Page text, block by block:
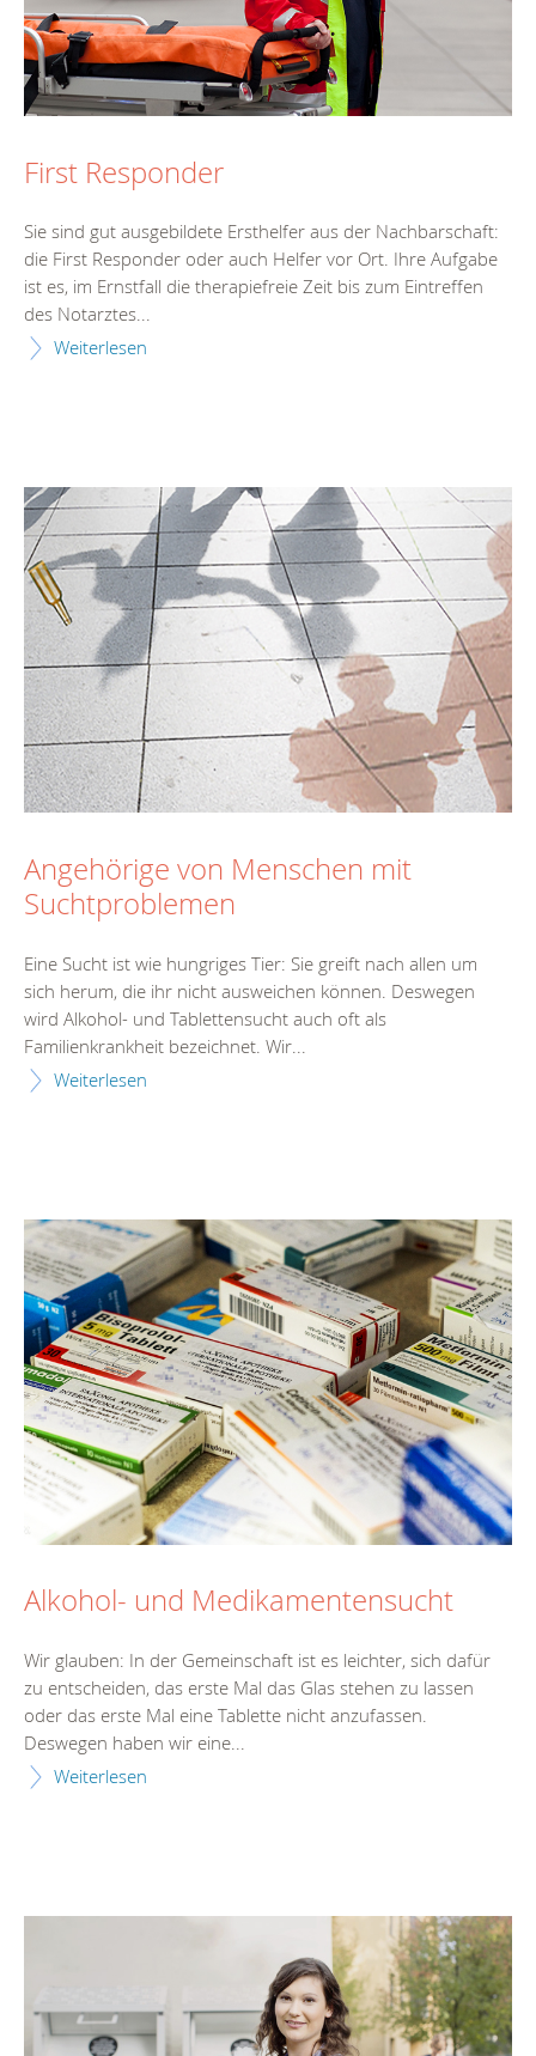
First Responder
Sie sind gut ausgebildete Ersthelfer aus der Nachbarschaft:
die First Responder oder auch Helfer vor Ort. Ihre Aufgabe
ist es, im Ernstfall die therapiefreie Zeit bis zum Eintreffen
des Notarztes...
Weiterlesen
Angehörige von Menschen mit
Suchtproblemen
Eine Sucht ist wie hungriges Tier: Sie greift nach allen um
sich herum, die ihr nicht ausweichen können. Deswegen
wird Alkohol- und Tablettensucht auch oft als
Familienkrankheit bezeichnet. Wir...
Weiterlesen
Alkohol- und Medikamentensucht
Wir glauben: In der Gemeinschaft ist es leichter, sich dafür
zu entscheiden, das erste Mal das Glas stehen zu lassen
oder das erste Mal eine Tablette nicht anzufassen.
Deswegen haben wir eine...
Weiterlesen